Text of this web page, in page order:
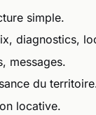
simple.
diagnostics,
messages.
du
locative.